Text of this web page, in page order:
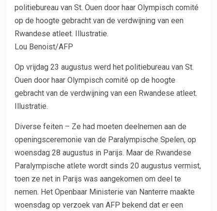
politiebureau van St. Ouen door haar Olympisch comité
op de hoogte gebracht van de verdwijning van een
Rwandese atleet. Illustratie.
Lou Benoist/AFP
Op vrijdag 23 augustus werd het politiebureau van St.
Ouen door haar Olympisch comité op de hoogte
gebracht van de verdwijning van een Rwandese atleet.
Illustratie.
Diverse feiten – Ze had moeten deelnemen aan de
openingsceremonie van de Paralympische Spelen, op
woensdag 28 augustus in Parijs. Maar de Rwandese
Paralympische atlete wordt sinds 20 augustus vermist,
toen ze net in Parijs was aangekomen om deel te
nemen. Het Openbaar Ministerie van Nanterre maakte
woensdag op verzoek van AFP bekend dat er een